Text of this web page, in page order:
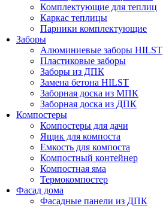
Комплектующие для теплиц
Каркас теплицы
Парники комплектующие
Заборы
Алюминиевые заборы HILST
Пластиковые заборы
Заборы из ДПК
Замена бетона HILST
Заборная доска из МПК
Заборная доска из ДПК
Компостеры
Компостеры для дачи
Ящик для компоста
Емкость для компоста
Компостный контейнер
Компостная яма
Термокомпостер
Фасад дома
Фасадные панели из ДПК